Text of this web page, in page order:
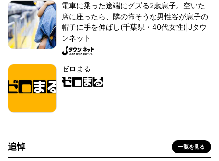
電車に乗った途端にグズる2歳息子。空いた
席に座ったら、隣の怖そうな男性客が息子の
帽子に手を伸ばし(千葉県・40代女性)|Jタウ
ンネット
ゼロまる
追悼 一覧を見る